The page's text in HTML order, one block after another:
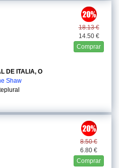
18.13 €
14.50 €
Comprar
DE ITALIA, O
Shaw
8.50 €
6.80 €
Comprar